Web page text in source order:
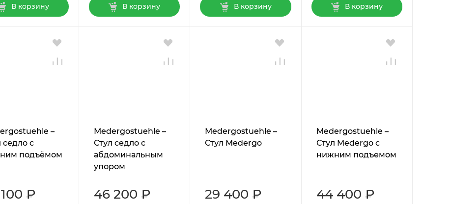
В корзину В корзину В корзину В корзину
–
седло с
подъёмом
₽
Мedergostuehle –
Стул седло с
абдоминальным
упором
46 200 ₽
Мedergostuehle –
Стул Medergo
29 400 ₽
Мedergostuehle –
Стул Medergo с
нижним подъемом
44 400 ₽